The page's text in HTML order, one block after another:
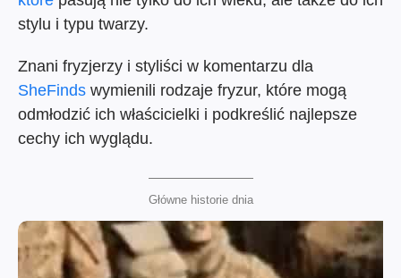
stylu i typu twarzy.
Znani fryzjerzy i styliści w komentarzu dla
SheFinds wymienili rodzaje fryzur, które mogą
odmłodzić ich właścicielki i podkreślić najlepsze
cechy ich wyglądu.
Główne historie dnia